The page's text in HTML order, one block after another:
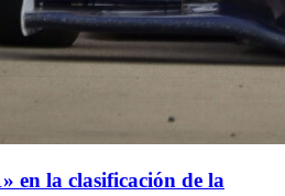
en la clasificación de la